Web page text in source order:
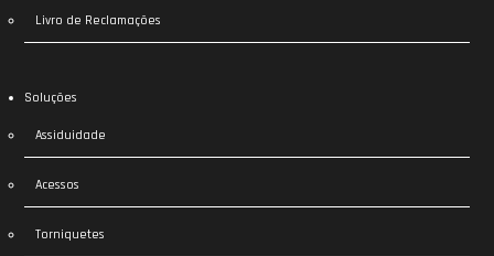
Livro de Reclamações
Soluções
Assiduidade
Acessos
Torniquetes